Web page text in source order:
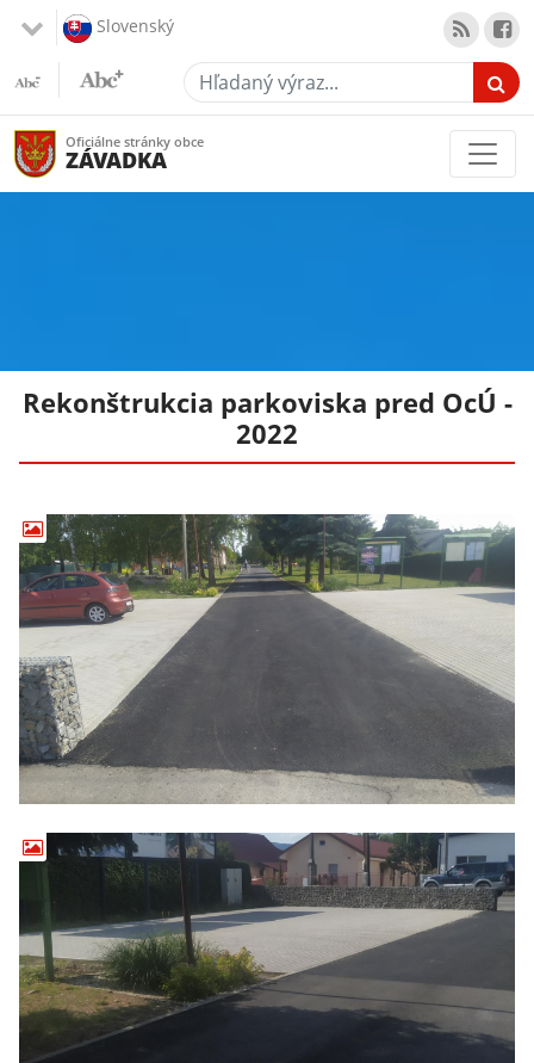
Slovenský
Hľadaný výraz...
Oficiálne stránky obce
ZÁVADKA
Rekonštrukcia parkoviska pred OcÚ -
2022